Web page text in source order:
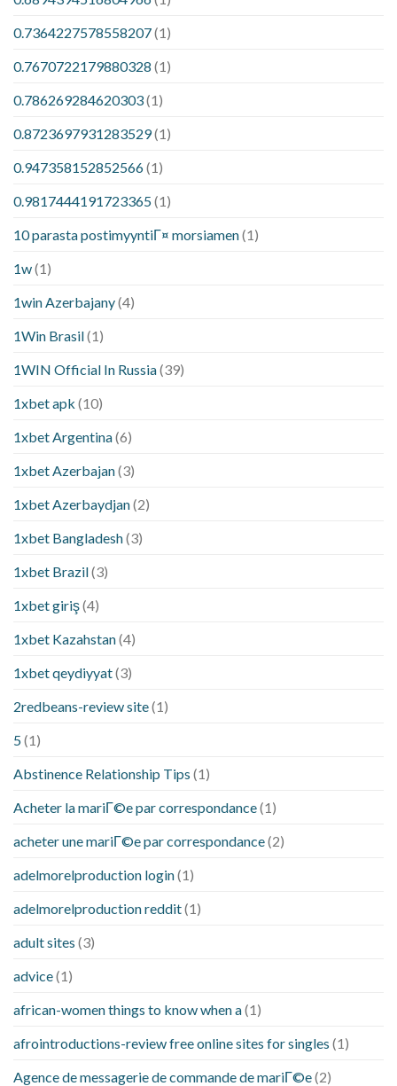
0.7364227578558207(1)
0.7670722179880328 (1)
0.786269284620303(1)
0.8723697931283529(1)
0.947358152852566(1)
0.9817444191723365(1)
10 parasta postimyyntiГ¤ morsiamen(1)
1w(1)
1win Azerbajany(4)
1Win Brasil(1)
1WIN Official In Russia(39)
1xbet apk (10)
1xbet Argentina(6)
1xbet Azerbajan(3)
1xbet Azerbaydjan(2)
1xbet Bangladesh(3)
1xbet Brazil(3)
1xbet giriş(4)
1xbet Kazahstan(4)
1xbet qeydiyyat(3)
2redbeans-review site(1)
5(1)
Abstinence Relationship Tips (1)
Acheter la mariГ©e par correspondance(1)
acheter une mariГ©e par correspondance(2)
adelmorelproduction login(1)
adelmorelproduction reddit(1)
adult sites (3)
advice(1)
african-women things to know when a(1)
afrointroductions-review free online sites for singles (1)
Agence de messagerie de commande de mariГ©e(2)